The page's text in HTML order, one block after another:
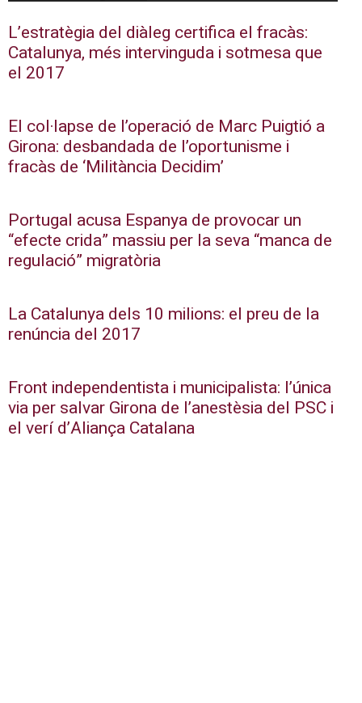
L’estratègia del diàleg certifica el fracàs:
Catalunya, més intervinguda i sotmesa que
el 2017
El col·lapse de l’operació de Marc Puigtió a
Girona: desbandada de l’oportunisme i
fracàs de ‘Militància Decidim’
Portugal acusa Espanya de provocar un
“efecte crida” massiu per la seva “manca de
regulació” migratòria
La Catalunya dels 10 milions: el preu de la
renúncia del 2017
Front independentista i municipalista: l’única
via per salvar Girona de l’anestèsia del PSC i
el verí d’Aliança Catalana